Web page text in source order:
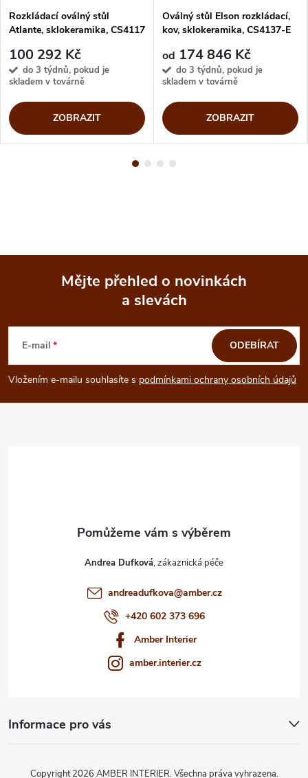
Rozkládací oválný stůl
Atlante, sklokeramika, CS4117
100 292 Kč
do 3 týdnů, pokud je
skladem v továrně
ZOBRAZIT
Oválný stůl Elson rozkládací,
kov, sklokeramika, CS4137-E
od 174 846 Kč
do 3 týdnů, pokud je
skladem v továrně
ZOBRAZIT
p
Mějte přehled o novinkách
a slevách
E-mail
Vložením e-mailu souhlasíte s podmínkami ochrany osobních údajů
ODEBÍRAT
Informace pro vás
Andrea Dufková
andreadufkova@amber.cz
+420 602 373 696
Amber Interier
amber.interier.cz
Copyright 2026 AMBER INTERIER. Všechna práva vyhrazena.